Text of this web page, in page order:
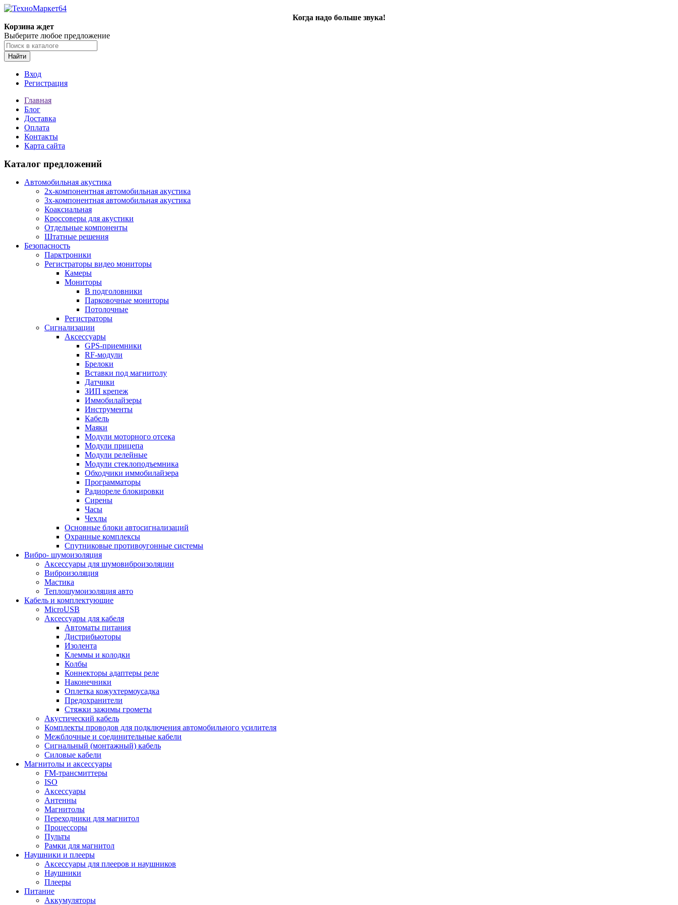
Когда надо больше звука!
Корзина ждет
Выберите любое предложение
Найти
Вход
Регистрация
Главная
Блог
Доставка
Оплата
Контакты
Карта сайта
Каталог предложений
Автомобильная акустика
2х-компонентная автомобильная акустика
3х-компонентная автомобильная акустика
Коаксиальная
Кроссоверы для акустики
Отдельные компоненты
Штатные решения
Безопасность
Парктроники
Регистраторы видео мониторы
Камеры
Мониторы
В подголовники
Парковочные мониторы
Потолочные
Регистраторы
Сигнализации
Аксессуары
GPS-приемники
RF-модули
Брелоки
Вставки под магнитолу
Датчики
ЗИП крепеж
Иммобилайзеры
Инструменты
Кабель
Маяки
Модули моторного отсека
Модули прицепа
Модули релейные
Модули стеклоподъемника
Обходчики иммобилайзера
Программаторы
Радиореле блокировки
Сирены
Часы
Чехлы
Основные блоки автосигнализаций
Охранные комплексы
Спутниковые противоугонные системы
Вибро- шумоизоляция
Аксессуары для шумовиброизоляции
Виброизоляция
Мастика
Теплошумоизоляция авто
Кабель и комплектующие
MicroUSB
Аксессуары для кабеля
Автоматы питания
Дистрибьюторы
Изолента
Клеммы и колодки
Колбы
Коннекторы адаптеры реле
Наконечники
Оплетка кожухтермоусадка
Предохранители
Стяжки зажимы грометы
Акустический кабель
Комплекты проводов для подключения автомобильного усилителя
Межблочные и соединительные кабели
Сигнальный (монтажный) кабель
Силовые кабели
Магнитолы и аксессуары
FM-трансмиттеры
ISO
Аксессуары
Антенны
Магнитолы
Переходники для магнитол
Процессоры
Пульты
Рамки для магнитол
Наушники и плееры
Аксессуары для плееров и наушников
Наушники
Плееры
Питание
Аккумуляторы